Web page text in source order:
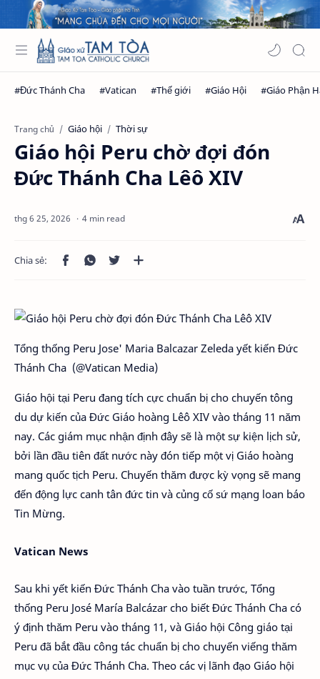
Trang chủ Giáo hội Thời sự
Giáo hội Peru chờ đợi đón
Đức Thánh Cha Lêô XIV
4 min read
Tổng thống Peru Jose' Maria Balcazar Zeleda yết kiến Đức
Thánh Cha (@Vatican Media)
Giáo hội tại Peru đang tích cực chuẩn bị cho chuyến tông
du dự kiến của Đức Giáo hoàng Lêô XIV vào tháng 11 năm
nay. Các giám mục nhận định đây sẽ là một sự kiện lịch sử,
bởi lần đầu tiên đất nước này đón tiếp một vị Giáo hoàng
mang quốc tịch Peru. Chuyến thăm được kỳ vọng sẽ mang
đến động lực canh tân đức tin và củng cố sứ mạng loan báo
Tin Mừng.
Vatican News
Sau khi yết kiến Đức Thánh Cha vào tuần trước, Tổng
thống Peru José María Balcázar cho biết Đức Thánh Cha có
ý định thăm Peru vào tháng 11, và Giáo hội Công giáo tại
Peru đã bắt đầu công tác chuẩn bị cho chuyến viếng thăm
mục vụ của Đức Thánh Cha. Theo các vị lãnh đạo Giáo hội